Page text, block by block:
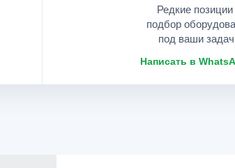
Редкие позиции
подбор
под ваши
Написать в